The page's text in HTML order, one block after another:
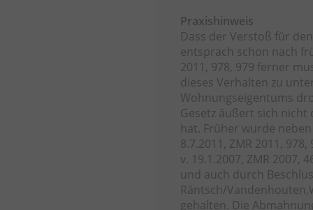
Praxishinweis
Dass der Verstoß für
entsprach schon nach
2011, 978, 979 ferner
dieses Verhalten zu
Wohnungseigentums
Gesetz äußert sich nicht
hat. Früher wurde
8.7.2011, ZMR 2011,
v. 19.1.2007, ZMR 2007,
und auch durch
Räntsch/
gehalten. Die